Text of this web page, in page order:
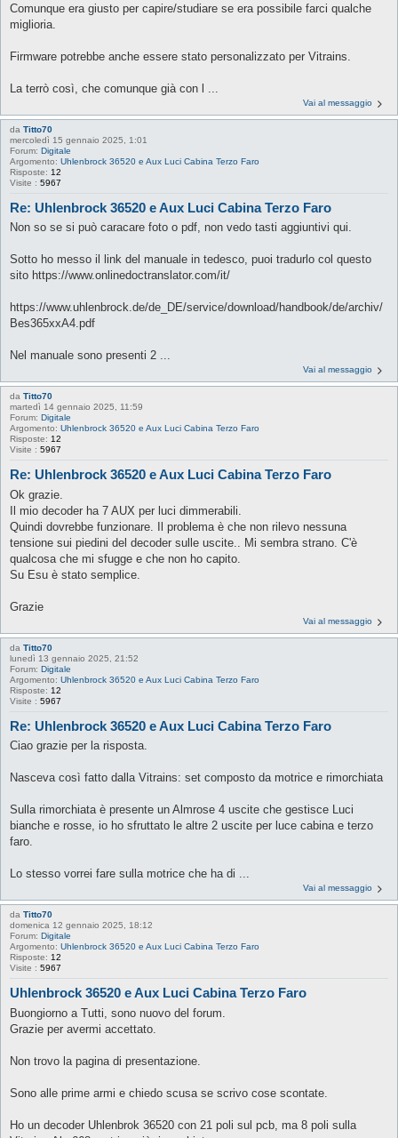
Comunque era giusto per capire/studiare se era possibile farci qualche
miglioria.
Firmware potrebbe anche essere stato personalizzato per Vitrains.
La terrò così, che comunque già con l ...
Vai al messaggio
da Titto70
mercoledì 15 gennaio 2025, 1:01
Forum: Digitale
Argomento: Uhlenbrock 36520 e Aux Luci Cabina Terzo Faro
Risposte: 12
Visite : 5967
Re: Uhlenbrock 36520 e Aux Luci Cabina Terzo Faro
Non so se si può caracare foto o pdf, non vedo tasti aggiuntivi qui.
Sotto ho messo il link del manuale in tedesco, puoi tradurlo col questo
sito https://www.onlinedoctranslator.com/it/
https://www.uhlenbrock.de/de_DE/service/download/handbook/de/archiv/
Bes365xxA4.pdf
Nel manuale sono presenti 2 ...
Vai al messaggio
da Titto70
martedì 14 gennaio 2025, 11:59
Forum: Digitale
Argomento: Uhlenbrock 36520 e Aux Luci Cabina Terzo Faro
Risposte: 12
Visite : 5967
Re: Uhlenbrock 36520 e Aux Luci Cabina Terzo Faro
Ok grazie.
Il mio decoder ha 7 AUX per luci dimmerabili.
Quindi dovrebbe funzionare. Il problema è che non rilevo nessuna
tensione sui piedini del decoder sulle uscite.. Mi sembra strano. C'è
qualcosa che mi sfugge e che non ho capito.
Su Esu è stato semplice.
Grazie
Vai al messaggio
da Titto70
lunedì 13 gennaio 2025, 21:52
Forum: Digitale
Argomento: Uhlenbrock 36520 e Aux Luci Cabina Terzo Faro
Risposte: 12
Visite : 5967
Re: Uhlenbrock 36520 e Aux Luci Cabina Terzo Faro
Ciao grazie per la risposta.
Nasceva così fatto dalla Vitrains: set composto da motrice e rimorchiata
Sulla rimorchiata è presente un Almrose 4 uscite che gestisce Luci
bianche e rosse, io ho sfruttato le altre 2 uscite per luce cabina e terzo
faro.
Lo stesso vorrei fare sulla motrice che ha di ...
Vai al messaggio
da Titto70
domenica 12 gennaio 2025, 18:12
Forum: Digitale
Argomento: Uhlenbrock 36520 e Aux Luci Cabina Terzo Faro
Risposte: 12
Visite : 5967
Uhlenbrock 36520 e Aux Luci Cabina Terzo Faro
Buongiorno a Tutti, sono nuovo del forum.
Grazie per avermi accettato.
Non trovo la pagina di presentazione.
Sono alle prime armi e chiedo scusa se scrivo cose scontate.
Ho un decoder Uhlenbrok 36520 con 21 poli sul pcb, ma 8 poli sulla